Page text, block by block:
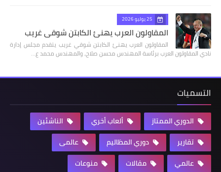
25 يوليو 2026
المقاولون العرب يهنئ الكابتن شوقي غريب
المقاولون العرب يهنئ الكابتن شوقي غريب يتقدم مجلس إدارة
نادي المقاولون العرب برئاسة المهندس محسن صلاح، والمهندس محمد ع…
التسميات
الدوري الممتاز ألعاب أخري
الناشئين
تقارير
دوري المظاليم
عالمى
عالمي
مقالات منوعات